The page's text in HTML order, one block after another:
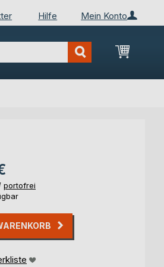
Mein Konto
Hilfe
Mein
portofrei